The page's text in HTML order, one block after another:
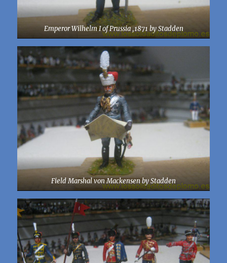
Emperor Wilhelm I of Prussia ,1871 by Stadden
Field Marshal von Mackensen by Stadden